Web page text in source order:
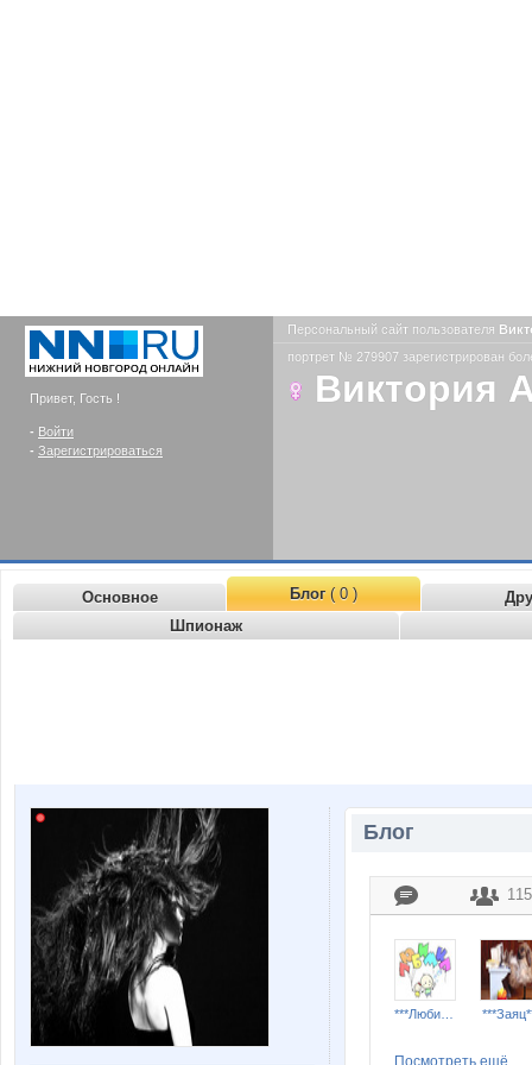
Привет, Гость !
- Войти
- Зарегистрироваться
Персональный сайт пользователя
портрет № 279907 зарегистрирован
Виктория
Основное Блог( 0 )
Шпионаж
Блог
115
Посмотреть ещё